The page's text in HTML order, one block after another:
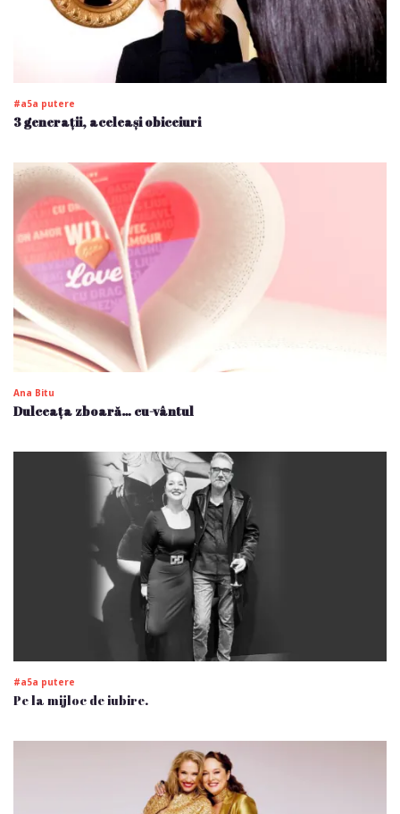
#a5a putere
3 generații, aceleași obiceiuri
Ana Bitu
Dulceața zboară… cu-vântul
#a5a putere
Pe la mijloc de iubire.